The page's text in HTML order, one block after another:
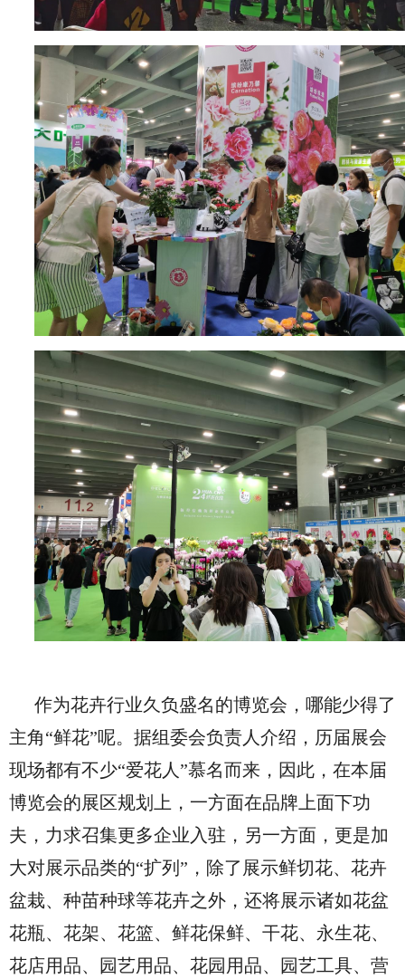
作为花卉行业久负盛名的博览会，哪能少得了
主角“鲜花”呢。据组委会负责人介绍，历届展会
现场都有不少“爱花人”慕名而来，因此，在本届
博览会的展区规划上，一方面在品牌上面下功
夫，力求召集更多企业入驻，另一方面，更是加
大对展示品类的“扩列”，除了展示鲜切花、花卉
盆栽、种苗种球等花卉之外，还将展示诸如花盆
花瓶、花架、花篮、鲜花保鲜、干花、永生花、
花店用品、园艺用品、花园用品、园艺工具、营